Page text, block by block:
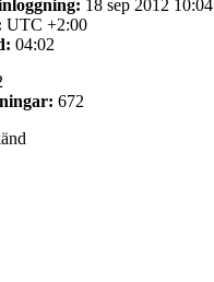
18 sep 2012 10:04
UTC +2:00
04:02
672